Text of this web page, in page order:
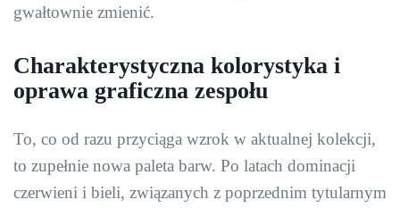
gwałtownie zmienić.
Charakterystyczna kolorystyka i
oprawa graficzna zespołu
To, co od razu przyciąga wzrok w aktualnej kolekcji,
to zupełnie nowa paleta barw. Po latach dominacji
czerwieni i bieli, związanych z poprzednim tytularnym